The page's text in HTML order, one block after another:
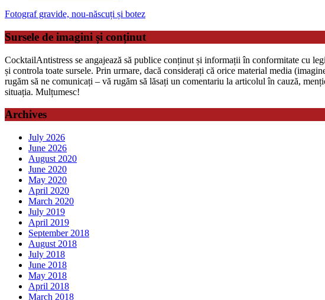
Fotograf gravide, nou-născuți și botez
Sursele de imagini și conținut
CocktailAntistress se angajează să publice conținut și informații în conformitate cu
și controla toate sursele. Prin urmare, dacă considerați că orice material media
rugăm să ne comunicați – vă rugăm să lăsați un comentariu la articolul în cauză,
situația. Mulțumesc!
Archives
July 2026
June 2026
August 2020
June 2020
May 2020
April 2020
March 2020
July 2019
April 2019
September 2018
August 2018
July 2018
June 2018
May 2018
April 2018
March 2018